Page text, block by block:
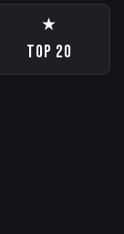
★
TOP 20